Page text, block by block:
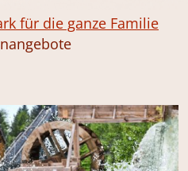
für die ganze Familie